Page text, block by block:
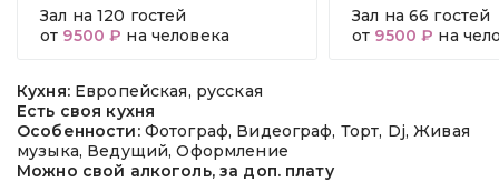
Зал на 120 гостей
от 9500 ₽ на человека
Зал на 66 гостей
от 9500 ₽ на
Кухня: Европейская, русская
Есть своя кухня
Особенности: Фотограф, Видеограф, Торт, Dj, Живая
музыка, Ведущий, Оформление
Можно свой алкоголь, за доп. плату